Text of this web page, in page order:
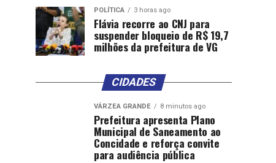
POLÍTICA 3 horas ago
Flávia recorre ao CNJ para
suspender bloqueio de R$ 19,7
milhões da prefeitura de VG
CIDADES
VÁRZEA GRANDE 8 minutos ago
Prefeitura apresenta Plano
Municipal de Saneamento ao
Concidade e reforça convite
para audiência pública